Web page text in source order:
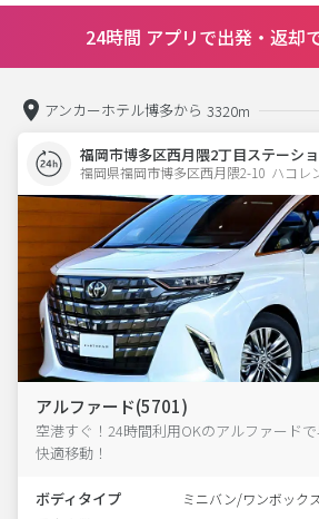
24時間 アプリで出発・返却
アンカーホテル博多から 3320m
福岡市博多区西月隈2丁目ステーシ
福岡県福岡市博多区西月隈2-10  ハコレ
アルファード(5701)
空港すぐ！24時間利用OKのアルファード
快適移動！
ボディタイプ ミニバン/ワンボックス